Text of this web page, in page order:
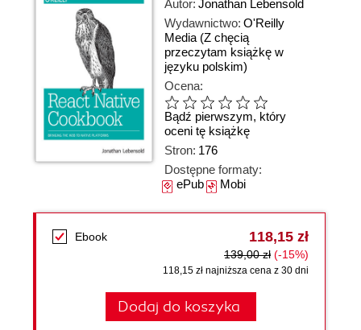
Autor: Jonathan Lebensold
Wydawnictwo: O'Reilly
Media (Z chęcią
przeczytam książkę w
języku polskim)
Ocena:
Bądź pierwszym, który
oceni tę książkę
Stron: 176
Dostępne formaty:
ePubMobi
Ebook 118,15 zł
139,00 zł (-15%)
118,15 zł najniższa cena z 30 dni
Dodaj do koszyka